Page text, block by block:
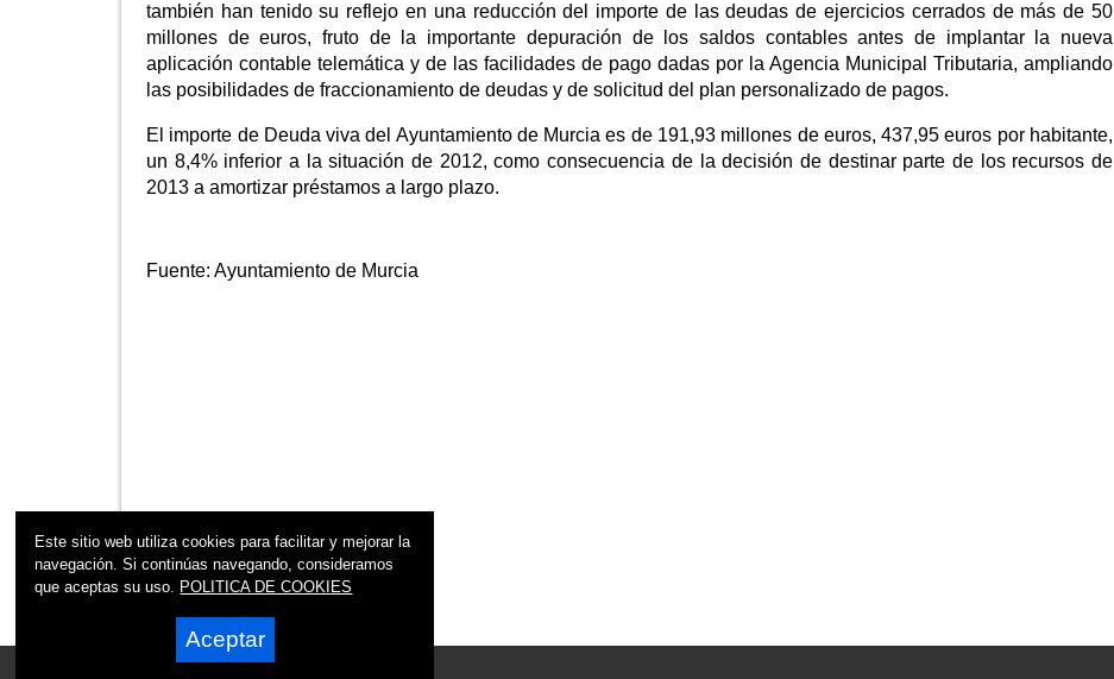
también han tenido su reflejo en una reducción del importe de las deudas de ejercicios cerrados de más de 50
millones de euros, fruto de la importante depuración de los saldos contables antes de implantar la nueva
aplicación contable telemática y de las facilidades de pago dadas por la Agencia Municipal Tributaria, ampliando
las posibilidades de fraccionamiento de deudas y de solicitud del plan personalizado de pagos.
El importe de Deuda viva del Ayuntamiento de Murcia es de 191,93 millones de euros, 437,95 euros por habitante,
un 8,4% inferior a la situación de 2012, como consecuencia de la decisión de destinar parte de los recursos de
2013 a amortizar préstamos a largo plazo.
Fuente: Ayuntamiento de Murcia
Este sitio web utiliza cookies para facilitar y mejorar la
navegación. Si continúas navegando, consideramos
que aceptas su uso. POLITICA DE COOKIES
Aceptar